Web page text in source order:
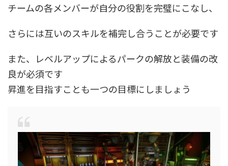
チームの各メンバーが自分の役割を完璧にこなし、
さらには互いのスキルを補完し合うことが必要です
また、レベルアップによるパークの解放と装備の改
良が必須です
昇進を目指すことも一つの目標にしましょう